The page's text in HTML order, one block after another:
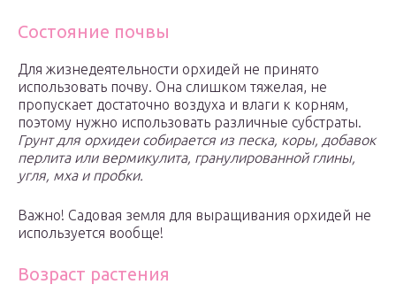
Состояние почвы
Для жизнедеятельности орхидей не принято
использовать почву. Она слишком тяжелая, не
пропускает достаточно воздуха и влаги к корням,
поэтому нужно использовать различные субстраты.
Грунт для орхидеи собирается из песка, коры, добавок
перлита или вермикулита, гранулированной глины,
угля, мха и пробки.
Важно! Садовая земля для выращивания орхидей не
используется вообще!
Возраст растения